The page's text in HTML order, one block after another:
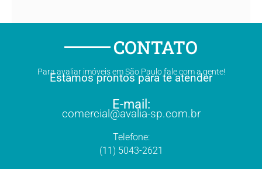
CONTATO
Para avaliar imóveis em São Paulo fale com a gente!
Estamos prontos para te atender
E-mail:
comercial@avalia-sp.com.br
Telefone:
(11) 5043-2621